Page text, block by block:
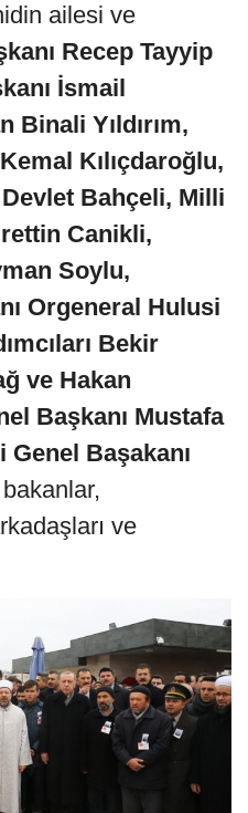
ailesi ve
Recep Tayyip
İsmail
Binali Yıldırım,
Kılıçdaroğlu,
Bahçeli, Milli
Canikli,
Soylu,
Orgeneral Hulusi
Bekir
ve Hakan
Başkanı Mustafa
Başakanı
bakanlar,
ve